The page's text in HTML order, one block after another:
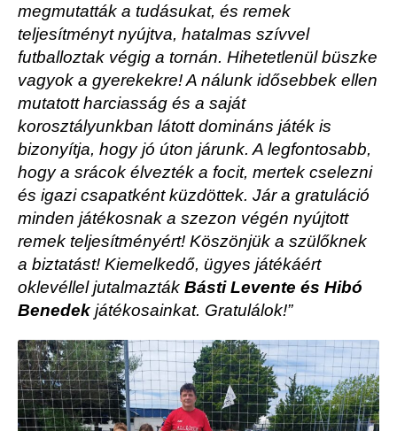
megmutatták a tudásukat, és remek
teljesítményt nyújtva, hatalmas szívvel
futballoztak végig a tornán. Hihetetlenül büszke
vagyok a gyerekekre! A nálunk idősebbek ellen
mutatott harciasság és a saját
korosztályunkban látott domináns játék is
bizonyítja, hogy jó úton járunk. A legfontosabb,
hogy a srácok élvezték a focit, mertek cselezni
és igazi csapatként küzdöttek. Jár a gratuláció
minden játékosnak a szezon végén nyújtott
remek teljesítményért! Köszönjük a szülőknek
a biztatást! Kiemelkedő, ügyes játékáért
oklevéllel jutalmazták Básti Levente és Hibó
Benedek játékosainkat. Gratulálok!”